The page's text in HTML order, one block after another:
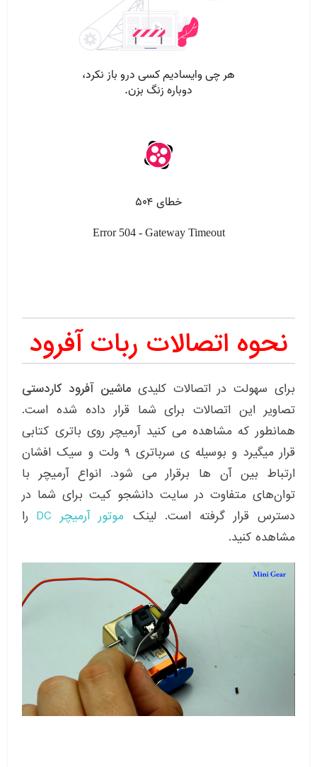
نحوه اتصالات ربات آفرود
برای سهولت در اتصالات کلیدی ماشین آفرود کاردستی
تصاویر این اتصالات برای شما قرار داده شده است.
همانطور که مشاهده می کنید آرمیچر روی باتری کتابی
قرار میگیرد و بوسیله ی سرباتری ۹ ولت و سیک افشان
ارتباط بین آن ها برقرار می شود. انواع آرمیچر با
توان‌های متفاوت در سایت دانشجو کیت برای شما در
دسترس قرار گرفته است. لینک موتور آرمیچر DC
را
مشاهده کنید.